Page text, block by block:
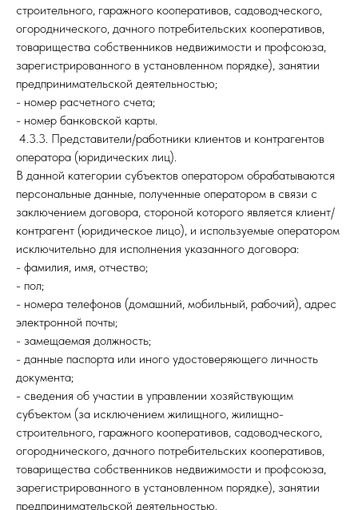
строительного, гаражного кооперативов, садоводческого,
огороднического, дачного потребительских кооперативов,
товарищества собственников недвижимости и профсоюза,
зарегистрированного в установленном порядке), занятии
предпринимательской деятельностью;
- номер расчетного счета;
- номер банковской карты.
4.3.3. Представители/работники клиентов и контрагентов
оператора (юридических лиц).
В данной категории субъектов оператором обрабатываются
персональные данные, полученные оператором в связи с
заключением договора, стороной которого является клиент/
контрагент (юридическое лицо), и используемые оператором
исключительно для исполнения указанного договора:
- фамилия, имя, отчество;
- пол;
- номера телефонов (домашний, мобильный, рабочий), адрес
электронной почты;
- замещаемая должность;
- данные паспорта или иного удостоверяющего личность
документа;
- сведения об участии в управлении хозяйствующим
субъектом (за исключением жилищного, жилищно-
строительного, гаражного кооперативов, садоводческого,
огороднического, дачного потребительских кооперативов,
товарищества собственников недвижимости и профсоюза,
зарегистрированного в установленном порядке), занятии
предпринимательской деятельностью.